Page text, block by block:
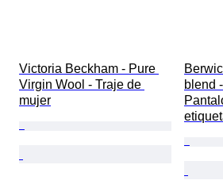
Victoria Beckham - Pure
Virgin Wool - Traje de
mujer
blend